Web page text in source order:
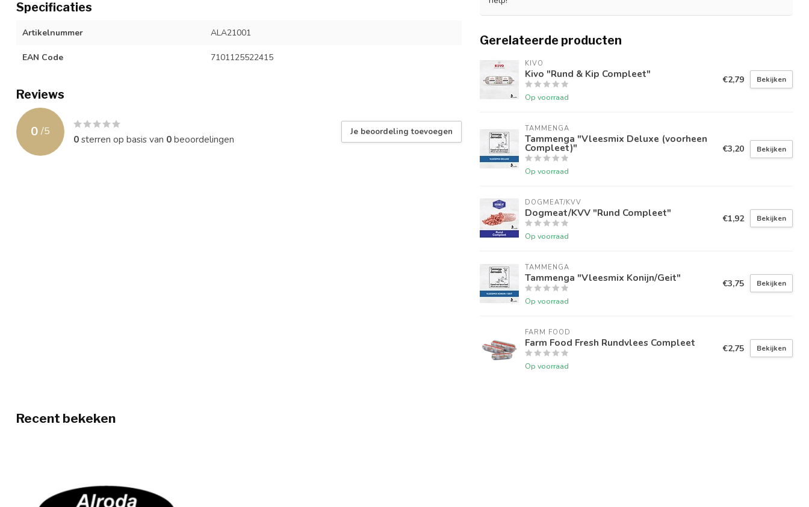
Specificaties
Artikelnummer ALA21001
EAN Code 7101125522415
Reviews
0 /5
0sterren op basis van 0beoordelingen
Je beoordeling toevoegen
Gerelateerde producten
KIVO
Kivo "Rund & Kip Compleet"
Op voorraad
€2,79 Bekijken
TAMMENGA
Tammenga "Vleesmix Deluxe (voorheen
Compleet)"
Op voorraad
€3,20 Bekijken
DOGMEAT/KVV
Dogmeat/KVV "Rund Compleet"
Op voorraad
€1,92 Bekijken
TAMMENGA
Tammenga "Vleesmix Konijn/Geit"
Op voorraad
€3,75 Bekijken
FARM FOOD
Farm Food Fresh Rundvlees Compleet
Op voorraad
€2,75 Bekijken
Recent bekeken